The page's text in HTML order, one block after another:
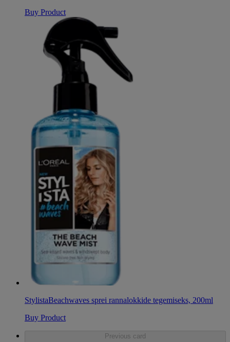
Buy Product
StylistaBeachwaves sprei rannalokkide tegemiseks, 200ml
Buy Product
Previous card